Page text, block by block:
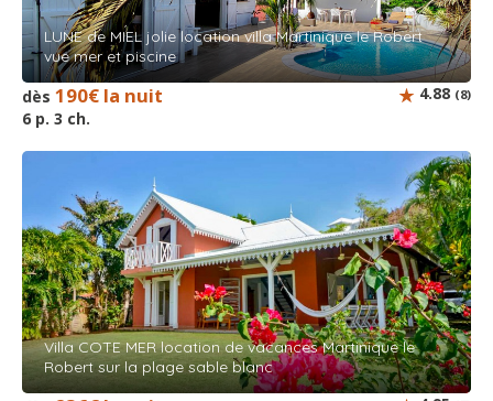
LUNE de MIEL jolie location villa Martinique le Robert
vue mer et piscine
dès 190€ la nuit
6 p. 3 ch.
4.88 (8)
Villa COTE MER location de vacances Martinique le
Robert sur la plage sable blanc